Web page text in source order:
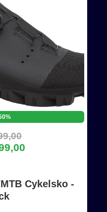
Cykelsko -